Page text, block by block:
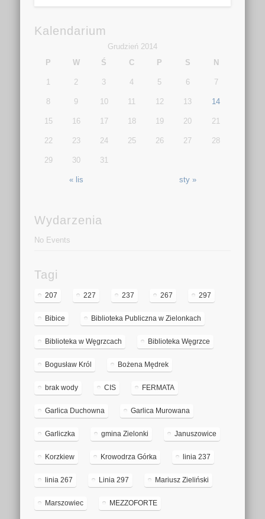
Kalendarium
Grudzień 2014
P
W Ś C P S N
« lis sty »
1 2 3 4 5 6 7
8 9 10 11 12 13 14
15 16 17 18 19 20 21
22 23 24 25 26 27 28
29 30 31
Wydarzenia
No Events
Tagi
207 227 237 267 297
Bibice Biblioteka Publiczna w Zielonkach
Biblioteka w Węgrzcach Biblioteka Węgrzce
Bogusław Król Bożena Mędrek
brak wody CIS FERMATA
Garlica Duchowna Garlica Murowana
Garliczka gmina Zielonki Januszowice
Korzkiew Krowodrza Górka linia 237
linia 267 Linia 297 Mariusz Zieliński
Marszowiec MEZZOFORTE